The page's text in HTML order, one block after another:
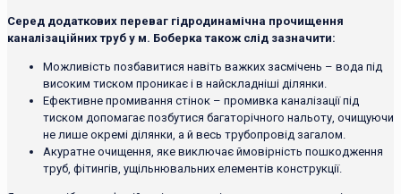
Серед додаткових переваг гідродинамічна прочищення
каналізаційних труб у м. Боберка також слід зазначити:
Можливість позбавитися навіть важких засмічень – вода під
високим тиском проникає і в найскладніші ділянки.
Ефективне промивання стінок – промивка каналізації під
тиском допомагає позбутися багаторічного нальоту, очищуючи
не лише окремі ділянки, а й весь трубопровід загалом.
Акуратне очищення, яке виключає ймовірність пошкодження
труб, фітингів, ущільнювальних елементів конструкції.